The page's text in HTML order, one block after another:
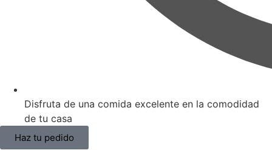
Disfruta de una comida excelente en la comodidad
de tu casa
Haz tu pedido